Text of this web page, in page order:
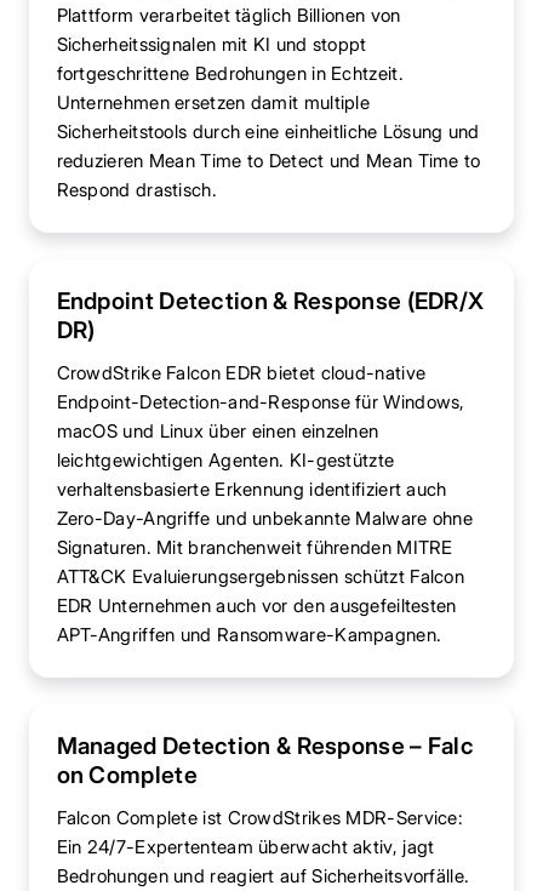
Plattform verarbeitet täglich Billionen von
Sicherheitssignalen mit KI und stoppt
fortgeschrittene Bedrohungen in Echtzeit.
Unternehmen ersetzen damit multiple
Sicherheitstools durch eine einheitliche Lösung und
reduzieren Mean Time to Detect und Mean Time to
Respond drastisch.
Endpoint Detection & Response (EDR/X
DR)
CrowdStrike Falcon EDR bietet cloud-native
Endpoint-Detection-and-Response für Windows,
macOS und Linux über einen einzelnen
leichtgewichtigen Agenten. KI-gestützte
verhaltensbasierte Erkennung identifiziert auch
Zero-Day-Angriffe und unbekannte Malware ohne
Signaturen. Mit branchenweit führenden MITRE
ATT&CK Evaluierungsergebnissen schützt Falcon
EDR Unternehmen auch vor den ausgefeiltesten
APT-Angriffen und Ransomware-Kampagnen.
Managed Detection & Response – Falc
on Complete
Falcon Complete ist CrowdStrikes MDR-Service:
Ein 24/7-Expertenteam überwacht aktiv, jagt
Bedrohungen und reagiert auf Sicherheitsvorfälle.